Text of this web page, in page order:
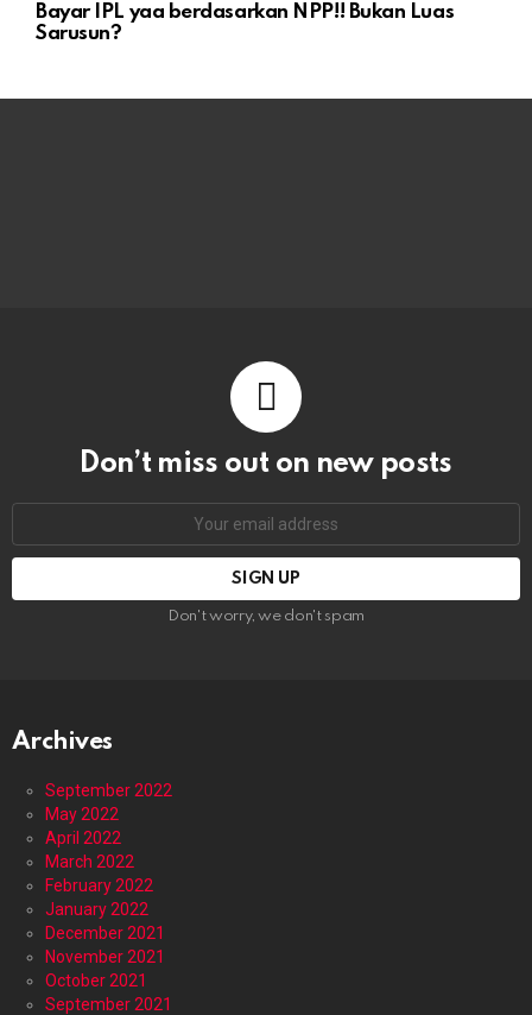
Bayar IPL yaa berdasarkan NPP!! Bukan Luas
Sarusun?
Don’t miss out on new posts
Don't worry, we don't spam
Archives
September 2022
May 2022
April 2022
March 2022
February 2022
January 2022
December 2021
November 2021
October 2021
September 2021